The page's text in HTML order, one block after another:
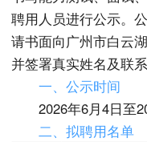
聘用人员进行公示。
请书面向广州市白云
并签署真实姓名及联
一、公示时间
2026年6月4日至
二、拟聘用名单